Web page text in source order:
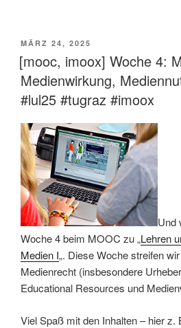
VERÖFFENTLICHT
AM
MÄRZ 24, 2025
[mooc, imoox] Woche 4:
Medienwirkung,
#lul25 #tugraz #imoox
Und
Woche 4 beim MOOC zu „Lehren
Medien I„. Diese Woche streifen
Medienrecht (insbesondere
Educational Resources und
Viel Spaß mit den Inhalten – hier z.